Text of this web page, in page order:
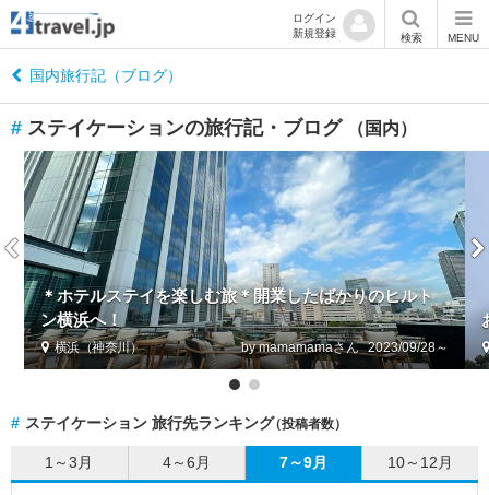
ログイン
新規登録
検索 MENU
国内旅行記（ブログ）
# ステイケーションの旅行記・ブログ （国内）
＊ホテルステイを楽しむ旅＊開業したばかりのヒルト
ン横浜へ！
横浜（神奈川） by mamamama 2023/09/28～
# ステイケーション 旅行先ランキング（投稿者数）
1～3月 4～6月 7～9月 10～12月
国
す
べ
て
宮
城
木
葉